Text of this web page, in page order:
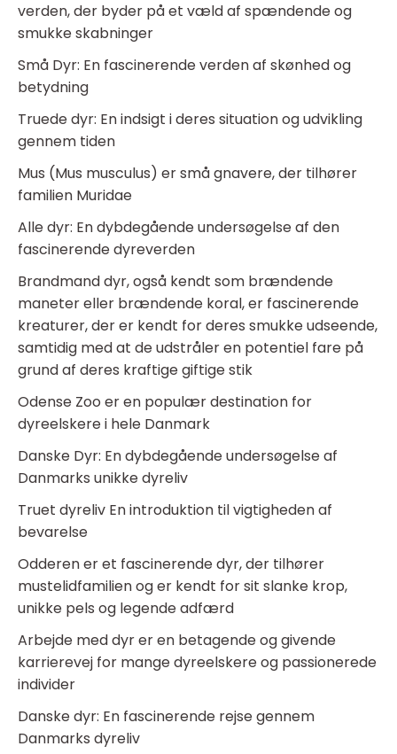
verden, der byder på et væld af spændende og
smukke skabninger
Små Dyr: En fascinerende verden af skønhed og
betydning
Truede dyr: En indsigt i deres situation og udvikling
gennem tiden
Mus (Mus musculus) er små gnavere, der tilhører
familien Muridae
Alle dyr: En dybdegående undersøgelse af den
fascinerende dyreverden
Brandmand dyr, også kendt som brændende
maneter eller brændende koral, er fascinerende
kreaturer, der er kendt for deres smukke udseende,
samtidig med at de udstråler en potentiel fare på
grund af deres kraftige giftige stik
Odense Zoo er en populær destination for
dyreelskere i hele Danmark
Danske Dyr: En dybdegående undersøgelse af
Danmarks unikke dyreliv
Truet dyreliv En introduktion til vigtigheden af
bevarelse
Odderen er et fascinerende dyr, der tilhører
mustelidfamilien og er kendt for sit slanke krop,
unikke pels og legende adfærd
Arbejde med dyr er en betagende og givende
karrierevej for mange dyreelskere og passionerede
individer
Danske dyr: En fascinerende rejse gennem
Danmarks dyreliv